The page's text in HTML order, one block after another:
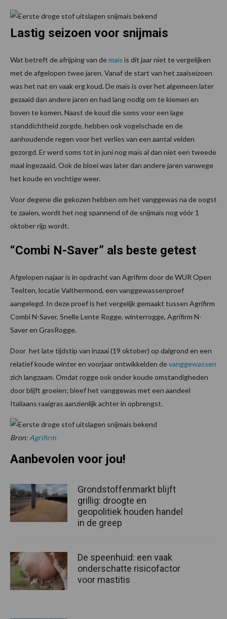
Lastig seizoen voor snijmais
Wat betreft de afrijping van demaïs is dit jaar niet te vergelijken
met de afgelopen twee jaren. Vanaf de start van het zaaiseizoen
was het nat en vaak erg koud. De maïs is over het algemeen later
gezaaid dan andere jaren en had lang nodig om te kiemen en
boven te komen. Naast de koud die soms voor een lage
standdichtheid zorgde, hebben ook vogelschade en de
aanhoudende regen voor het verlies van een aantal velden
gezorgd. Er werd soms tot in juni nog maïs al dan niet een tweede
maal ingezaaid. Ook de bloei was later dan andere jaren vanwege
het koude en vochtige weer.
Voor degene die gekozen hebben om het vanggewas na de oogst
te zaaien, wordt het nog spannend of de snijmais nog vóór 1
oktober rijp wordt.
“Combi N-Saver” als beste getest
Afgelopen najaar is in opdracht van Agrifirm door de WUR Open
Teelten, locatie Valthermond, een vanggewassenproef
aangelegd. In deze proef is het vergelijk gemaakt tussen Agrifirm
Combi N-Saver, Snelle Lente Rogge, winterrogge, Agrifirm N-
Saver en GrasRogge.
Door het late tijdstip van inzaai (19 oktober) op dalgrond en een
relatief koude winter en voorjaar ontwikkelden devanggewassen
zich langzaam. Omdat rogge ook onder koude omstandigheden
door blijft groeien; bleef het vanggewas met een aandeel
Italiaans raaigras aanzienlijk achter in opbrengst.
Bron: Agrifirm
Aanbevolen voor jou!
Grondstoffenmarkt blijft
grillig: droogte en
geopolitiek houden handel
in de greep
De speenhuid: een vaak
onderschatte risicofactor
voor mastitis